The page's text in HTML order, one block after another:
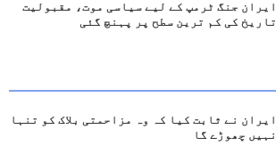
ایران جنگ ٹرمپ کے لیے سیاسی موت، مقبولیت
تاریخ کی کم ترین سطح پر پہنچ گئی
ایران نے ثابت کیا کہ وہ مزاحمتی بلاک کو تنہا
نہیں چھوڑے گا